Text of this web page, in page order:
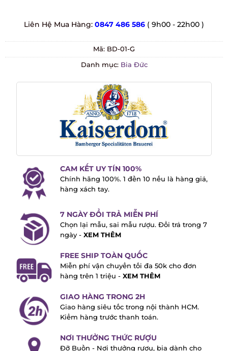
Liên Hệ Mua Hàng:0847 486 586 ( 9h00 - 22h00 )
Mã:BD-01-G
Danh mục:Bia Đức
CAM KẾT UY TÍN 100%
Chính hãng 100%. 1 đền 10 nếu là hàng
giả, hàng xách tay.
7 NGÀY ĐỔI TRẢ MIỄN PHÍ
Chọn lại mẫu, sai mẫu rượu. Đổi trả trong
7 ngày -XEM THÊM
FREE SHIP TOÀN QUỐC
Miễn phí vận chuyển tối đa 50k cho đơn
hàng trên 1 triệu -
XEM THÊM
GIAO HÀNG TRONG 2H
Giao hàng siêu tốc trong nội thành HCM.
Kiểm hàng trước thanh toán.
NƠI THƯỞNG THỨC RƯỢU
Đỡ Buồn - Nơi thưởng rượu, bia dành cho